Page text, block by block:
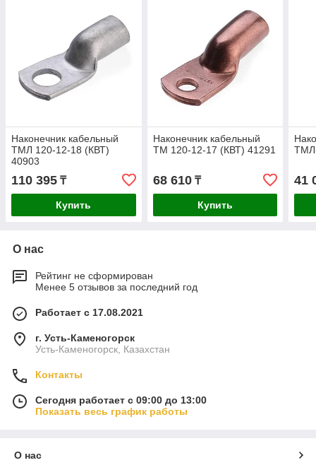
Наконечник кабельный
ТМЛ 120-12-18 (КВТ)
40903
110 395 ₸
Купить
Наконечник кабельный
ТМ 120-12-17 (КВТ) 41291
68 610₸
Купить
41
О нас
Рейтинг не сформирован
Менее 5 отзывов за последний год
Работает с 17.08.2021
г. Усть-Каменогорск
Усть-Каменогорск, Казахстан
Контакты
Сегодня работает с 09:00 до 13:00
Показать весь график работы
О нас